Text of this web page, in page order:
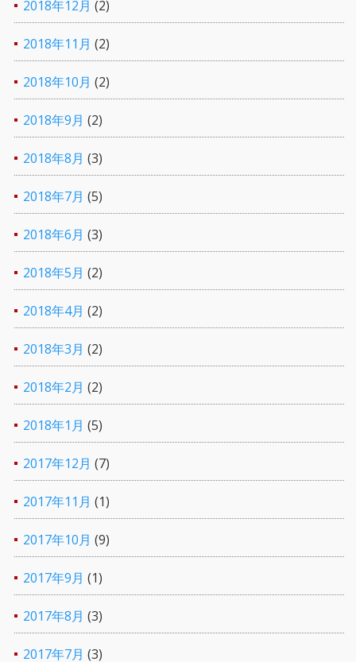
2018年12月 (2)
2018年11月 (2)
2018年10月 (2)
2018年9月 (2)
2018年8月 (3)
2018年7月 (5)
2018年6月 (3)
2018年5月 (2)
2018年4月 (2)
2018年3月 (2)
2018年2月 (2)
2018年1月 (5)
2017年12月 (7)
2017年11月 (1)
2017年10月 (9)
2017年9月 (1)
2017年8月 (3)
2017年7月 (3)